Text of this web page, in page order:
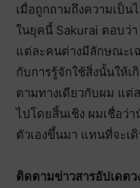
เมื่อถูกถามถึงความเป็
ในยุคนี้ Sakurai ตอบว่า
แต่ละคนต่างมีลักษณะเ
กับการรู้จักใช้สิ่งนั้นให้
ตามทางเดียวกับผม แต่
ไปโดยสิ้นเชิง ผมเชื่อว่
ตัวเองขึ้นมา แทนที่จะเ
ติดตามข่าวสารอัปเดตว